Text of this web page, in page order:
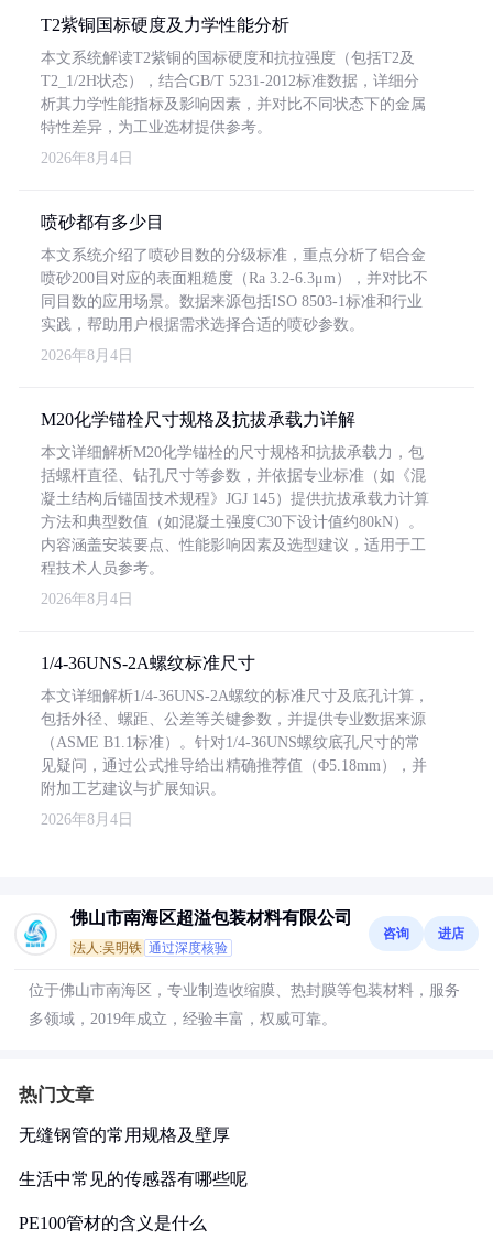
T2紫铜国标硬度及力学性能分析
本文系统解读T2紫铜的国标硬度和抗拉强度（包括T2及
T2_1/2H状态），结合GB/T 5231-2012标准数据，详细分
析其力学性能指标及影响因素，并对比不同状态下的金属
特性差异，为工业选材提供参考。
2026年8月4日
喷砂都有多少目
本文系统介绍了喷砂目数的分级标准，重点分析了铝合金
喷砂200目对应的表面粗糙度（Ra 3.2-6.3μm），并对比不
同目数的应用场景。数据来源包括ISO 8503-1标准和行业
实践，帮助用户根据需求选择合适的喷砂参数。
2026年8月4日
M20化学锚栓尺寸规格及抗拔承载力详解
本文详细解析M20化学锚栓的尺寸规格和抗拔承载力，包
括螺杆直径、钻孔尺寸等参数，并依据专业标准（如《混
凝土结构后锚固技术规程》JGJ 145）提供抗拔承载力计算
方法和典型数值（如混凝土强度C30下设计值约80kN）。
内容涵盖安装要点、性能影响因素及选型建议，适用于工
程技术人员参考。
2026年8月4日
1/4-36UNS-2A螺纹标准尺寸
本文详细解析1/4-36UNS-2A螺纹的标准尺寸及底孔计算，
包括外径、螺距、公差等关键参数，并提供专业数据来源
（ASME B1.1标准）。针对1/4-36UNS螺纹底孔尺寸的常
见疑问，通过公式推导给出精确推荐值（Φ5.18mm），并
附加工艺建议与扩展知识。
2026年8月4日
佛山市南海区超溢包装材料有限公司
法人:吴明铁 通过深度核验
咨询 进店
位于佛山市南海区，专业制造收缩膜、热封膜等包装材料，服务
多领域，2019年成立，经验丰富，权威可靠。
热门文章
无缝钢管的常用规格及壁厚
生活中常见的传感器有哪些呢
PE100管材的含义是什么